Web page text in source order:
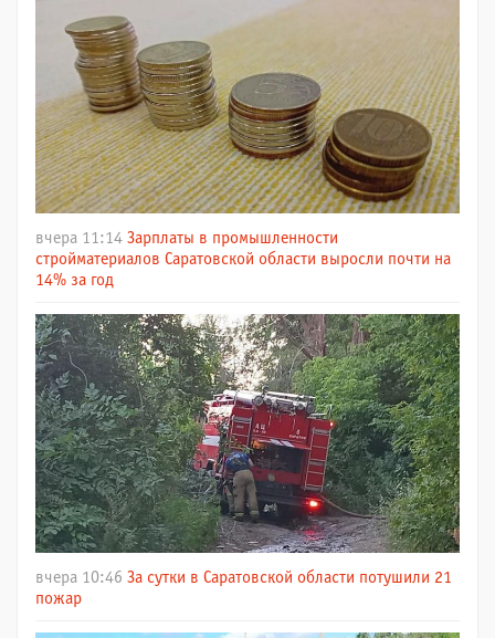
вчера 11:14 Зарплаты в промышленности
стройматериалов Саратовской области выросли почти на
14% за год
вчера 10:46 За сутки в Саратовской области потушили 21
пожар